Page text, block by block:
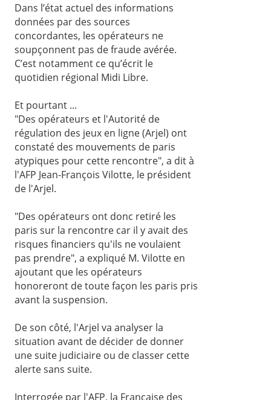
Dans l’état actuel des informations
données par des sources
concordantes, les opérateurs ne
soupçonnent pas de fraude avérée.
C’est notamment ce qu’écrit le
quotidien régional Midi Libre.
Et pourtant ...
"Des opérateurs et l'Autorité de
régulation des jeux en ligne (Arjel) ont
constaté des mouvements de paris
atypiques pour cette rencontre", a dit à
l'AFP Jean-François Vilotte, le président
de l'Arjel.
"Des opérateurs ont donc retiré les
paris sur la rencontre car il y avait des
risques financiers qu'ils ne voulaient
pas prendre", a expliqué M. Vilotte en
ajoutant que les opérateurs
honoreront de toute façon les paris pris
avant la suspension.
De son côté, l'Arjel va analyser la
situation avant de décider de donner
une suite judiciaire ou de classer cette
alerte sans suite.
Interrogée par l'AFP, la Française des